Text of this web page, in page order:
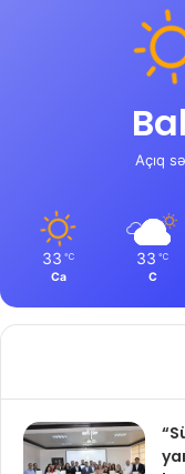
Açıq
33 ℃
Ca
33 ℃
C